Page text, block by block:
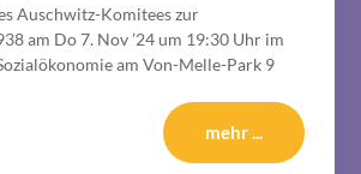
Auschwitz-Komitees zur
am Do 7. Nov ’24 um 19:30 Uhr im
am Von-Melle-Park 9
mehr ...